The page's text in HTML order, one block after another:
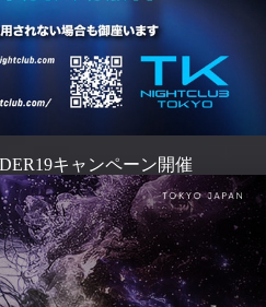
キャンペーン開催